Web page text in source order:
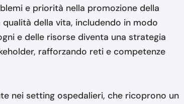
e priorità nella promozione della
della vita, includendo in modo
e delle risorse diventa una strategia
rafforzando reti e competenze
nei setting ospedalieri, che ricoprono un